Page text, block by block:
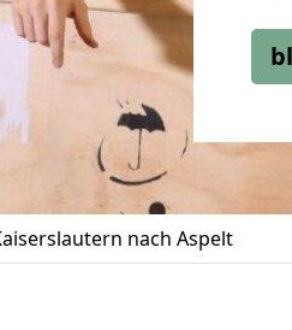
nach Aspelt